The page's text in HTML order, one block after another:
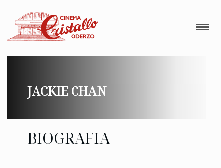
JACKIE CHAN
BIOGRAFIA